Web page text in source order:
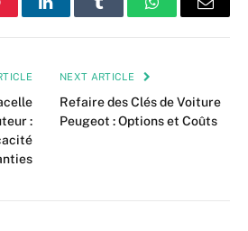
LinkedInTumblr WhatsAppEmail
:
NEXT ARTICLE
Refaire des Clés de Voiture
Peugeot : Options et Coûts